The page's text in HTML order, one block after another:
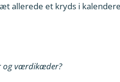
allerede et kryds i
og værdikæder?